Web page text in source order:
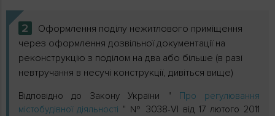
2
Оформлення поділу нежитлового приміщення
через оформлення дозвільної документації на
реконструкцію з поділом на два або більше (в разі
невтручання в несучі конструкції, дивіться вище)
Відповідно до Закону України " Про регулювання
містобудівної діяльності " № 3038-VI від 17 лютого 2011